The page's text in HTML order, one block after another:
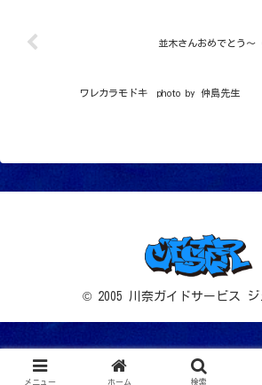
並木さんおめでとう～
ワレカラモドキ photo by 仲島先生
© 2005 川奈ガイドサービス ジ
メニュー ホーム 検索